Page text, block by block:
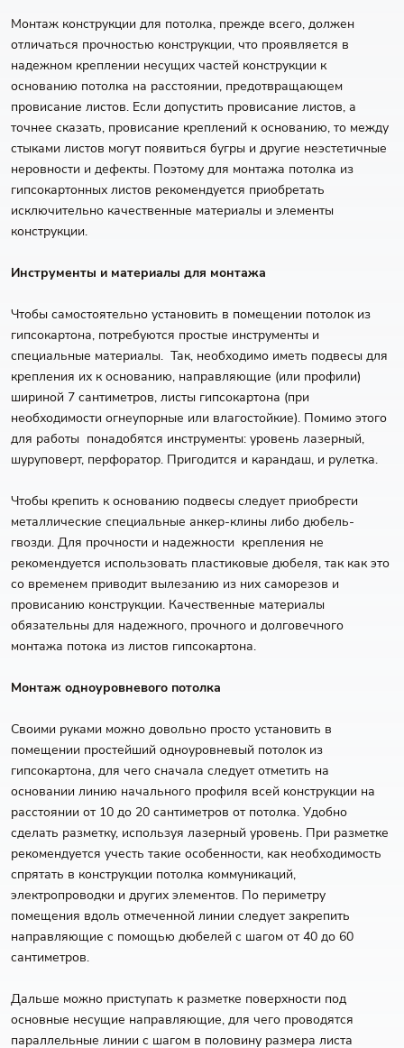
Монтаж конструкции для потолка, прежде всего, должен
отличаться прочностью конструкции, что проявляется в
надежном креплении несущих частей конструкции к
основанию потолка на расстоянии, предотвращающем
провисание листов. Если допустить провисание листов, а
точнее сказать, провисание креплений к основанию, то между
стыками листов могут появиться бугры и другие неэстетичные
неровности и дефекты. Поэтому для монтажа потолка из
гипсокартонных листов рекомендуется приобретать
исключительно качественные материалы и элементы
конструкции.
Инструменты и материалы для монтажа
Чтобы самостоятельно установить в помещении потолок из
гипсокартона, потребуются простые инструменты и
специальные материалы. Так, необходимо иметь подвесы для
крепления их к основанию, направляющие (или профили)
шириной 7 сантиметров, листы гипсокартона (при
необходимости огнеупорные или влагостойкие). Помимо этого
для работы понадобятся инструменты: уровень лазерный,
шуруповерт, перфоратор. Пригодится и карандаш, и рулетка.
Чтобы крепить к основанию подвесы следует приобрести
металлические специальные анкер-клины либо дюбель-
гвозди. Для прочности и надежности крепления не
рекомендуется использовать пластиковые дюбеля, так как это
со временем приводит вылезанию из них саморезов и
провисанию конструкции. Качественные материалы
обязательны для надежного, прочного и долговечного
монтажа потока из листов гипсокартона.
Монтаж одноуровневого потолка
Своими руками можно довольно просто установить в
помещении простейший одноуровневый потолок из
гипсокартона, для чего сначала следует отметить на
основании линию начального профиля всей конструкции на
расстоянии от 10 до 20 сантиметров от потолка. Удобно
сделать разметку, используя лазерный уровень. При разметке
рекомендуется учесть такие особенности, как необходимость
спрятать в конструкции потолка коммуникаций,
электропроводки и других элементов. По периметру
помещения вдоль отмеченной линии следует закрепить
направляющие с помощью дюбелей с шагом от 40 до 60
сантиметров.
Дальше можно приступать к разметке поверхности под
основные несущие направляющие, для чего проводятся
параллельные линии с шагом в половину размера листа